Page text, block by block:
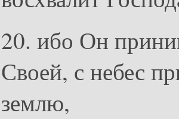
20. ибо Он
Своей, с небес
землю,